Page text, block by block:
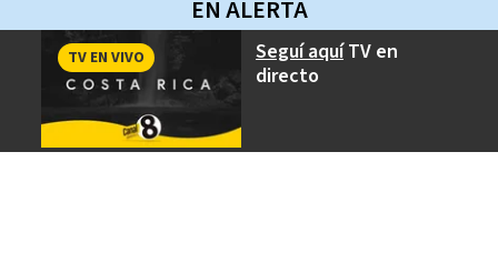
EN ALERTA
Seguí aquíTV en
directo
TV EN VIVO